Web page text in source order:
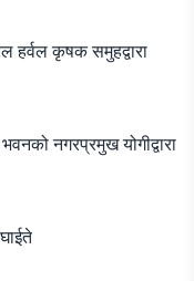
हर्वल कृषक समुहद्वारा
नगरप्रमुख योगीद्वारा